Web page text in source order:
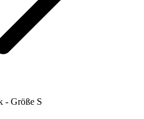
- Größe S